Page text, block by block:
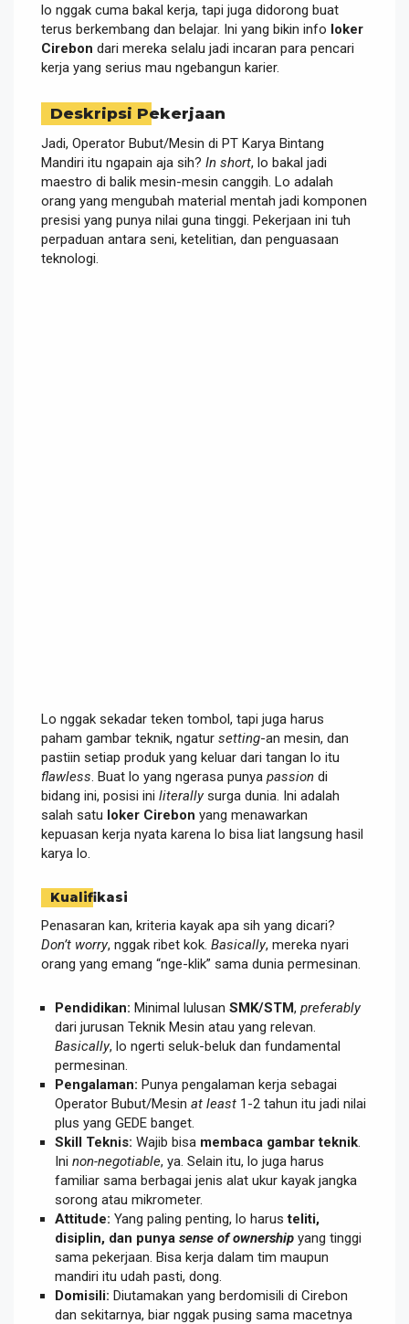
lo nggak cuma bakal kerja, tapi juga didorong buat
terus berkembang dan belajar. Ini yang bikin info loker
Cirebon dari mereka selalu jadi incaran para pencari
kerja yang serius mau ngebangun karier.
Deskripsi Pekerjaan
Jadi, Operator Bubut/Mesin di PT Karya Bintang
Mandiri itu ngapain aja sih? In short, lo bakal jadi
maestro di balik mesin-mesin canggih. Lo adalah
orang yang mengubah material mentah jadi komponen
presisi yang punya nilai guna tinggi. Pekerjaan ini tuh
perpaduan antara seni, ketelitian, dan penguasaan
teknologi.
Lo nggak sekadar teken tombol, tapi juga harus
paham gambar teknik, ngatur setting-an mesin, dan
pastiin setiap produk yang keluar dari tangan lo itu
flawless . Buat lo yang ngerasa punya passion di
bidang ini, posisi ini literallysurga dunia. Ini adalah
salah satu loker Cirebon yang menawarkan
kepuasan kerja nyata karena lo bisa liat langsung hasil
karya lo.
Kualifikasi
Penasaran kan, kriteria kayak apa sih yang dicari?
Don’t worry, nggak ribet kok. Basically, mereka nyari
orang yang emang “nge-klik” sama dunia permesinan.
Pendidikan: Minimal lulusan SMK/STM, preferably
dari jurusan Teknik Mesin atau yang relevan.
Basically, lo ngerti seluk-beluk dan fundamental
permesinan.
Pengalaman: Punya pengalaman kerja sebagai
Operator Bubut/Mesin at least 1-2 tahun itu jadi nilai
plus yang GEDE banget.
Skill Teknis: Wajib bisa membaca gambar teknik
Ini non-negotiable, ya. Selain itu, lo juga harus
familiar sama berbagai jenis alat ukur kayak jangka
sorong atau mikrometer.
Attitude: Yang paling penting, lo harusteliti,
disiplin, dan punya sense of ownership yang tinggi
sama pekerjaan. Bisa kerja dalam tim maupun
mandiri itu udah pasti, dong.
Domisili: Diutamakan yang berdomisili di Cirebon
dan sekitarnya, biar nggak pusing sama macetnya